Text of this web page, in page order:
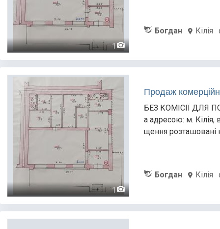
1
Богдан Кілія
1
Продаж
БЕЗ КОМІСІЇ ДЛЯ
а адресою: м.
щення розташовані
Богдан Кілія